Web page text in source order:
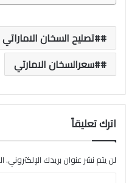
#تصليح السخان الاماراتي
#سعرالسخان الامارتي
اترك تعليقاً
لن يتم نشر عنوان بريدك الإلكتروني.